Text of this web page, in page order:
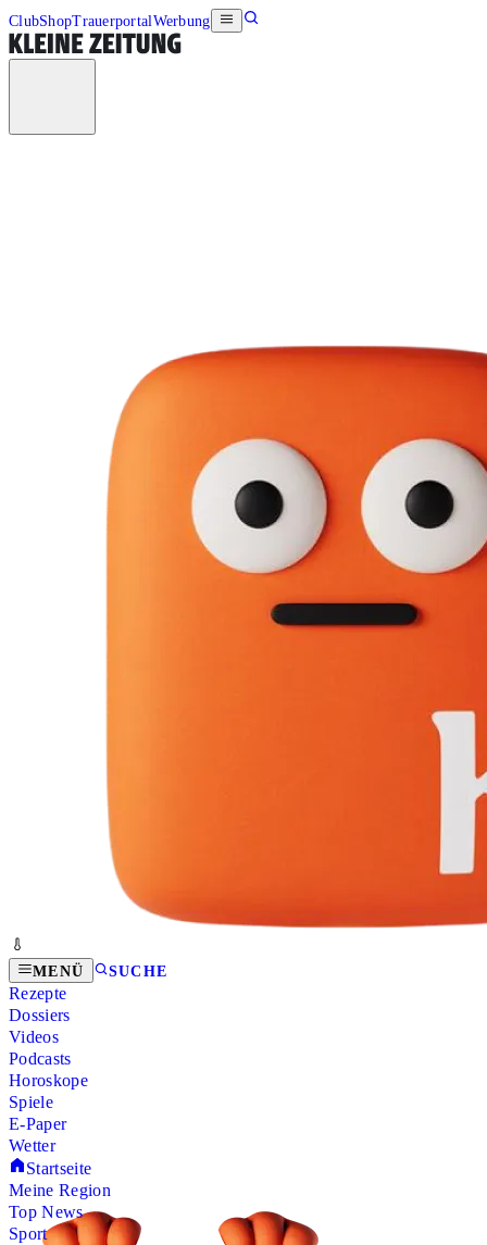
ClubShopTrauerportalWerbung
MENÜ SUCHE
Rezepte
Dossiers
Videos
Podcasts
Horoskope
Spiele
E-Paper
Wetter
Startseite
Meine Region
Top News
Sport